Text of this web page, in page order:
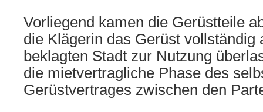
Vorliegend kamen die Gerüstteile
die Klägerin das Gerüst vollständig
beklagten Stadt zur Nutzung
die mietvertragliche Phase des
Gerüstvertrages zwischen den